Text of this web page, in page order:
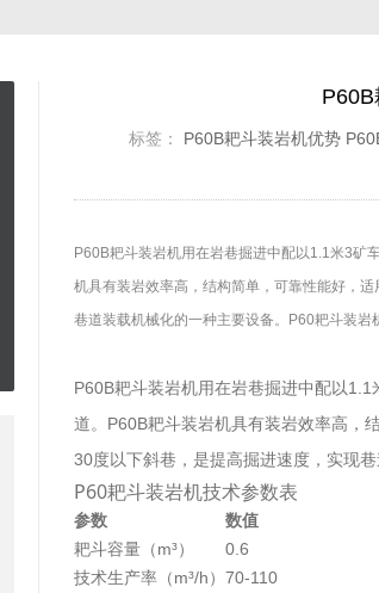
标签： P60B耙斗装岩机优势
P60B耙斗装岩机用在岩巷掘进中配以1.1米3矿
机具有装岩效率高，结构简单，可靠性能好，
巷道装载机械化的一种主要设备。P60耙斗装岩
P60B耙斗装岩机用在岩巷掘进中配以
道。P60B耙斗装岩机具有装岩效率高，
30度以下斜巷，是提高掘进速度，实现
P60耙斗装岩机技术参数表
参数 数值
耙斗容量（m³）
0.6
技术生产率（m³/h） 70-110